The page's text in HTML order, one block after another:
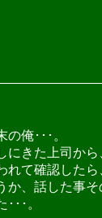
俺･･･。
にきた上司から
れて確認したら
か、話した事そ
･･。